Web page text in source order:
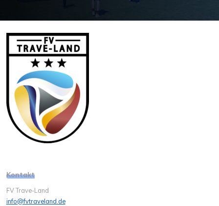
Kontakt
FV Trave-Land
info@fvtraveland.de